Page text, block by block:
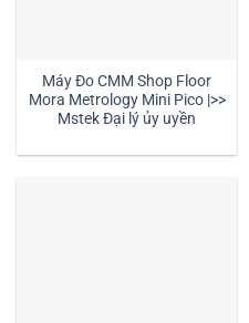
Máy Đo CMM Shop Floor
Mora Metrology Mini Pico |>>
Mstek Đại lý ủy uyền